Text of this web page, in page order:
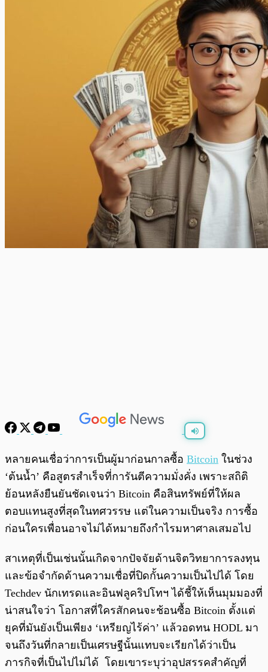
พร้อมเล่น / 0:00
หลายคนเชื่อว่าการเป็นผู้มาก่อนกาลซื้อ Bitcoin ในช่วง
‘ต้นน้ำ’ คือสูตรสำเร็จที่การันตีความมั่งคั่ง เพราะสถิติ
ย้อนหลังยืนยันชัดเจนว่า Bitcoin คือสินทรัพย์ที่ให้ผล
ตอบแทนสูงที่สุดในทศวรรษ แต่ในความเป็นจริง การซื้อ
ก่อนใครเพื่อนอาจไม่ได้หมายถึงกำไรมหาศาลเสมอไป
สาเหตุที่เป็นเช่นนั้นเกิดจากปัจจัยด้านจิตวิทยาการลงทุน
และข้อจำกัดด้านความเชื่อที่ปิดกั้นความเป็นไปได้ โดย
Techdev นักเทรดและอินฟลูคริปโทฯ ได้ชี้ให้เห็นมุมมองที่
น่าสนใจว่า โอกาสที่ใครสักคนจะช้อนซื้อ Bitcoin ตั้งแต่
ยุคที่มันยังเป็นเพียง ‘เหรียญไร้ค่า’ แล้วอดทน HODL มา
จนถึงวันที่กลายเป็นเศรษฐีนั้นแทบจะเรียกได้ว่าเป็น
ภารกิจที่เป็นไปไม่ได้ โดยเขาระบุว่าอุปสรรคสำคัญที่